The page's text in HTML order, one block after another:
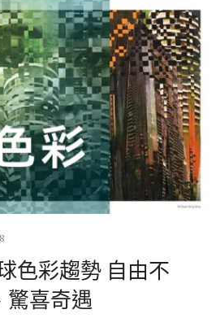
色彩趨勢 自由不
驚喜奇遇